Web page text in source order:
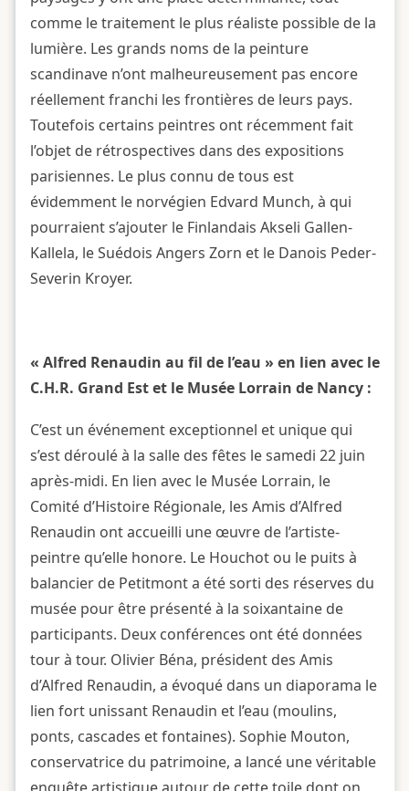
comme le traitement le plus réaliste possible de la
lumière. Les grands noms de la peinture
scandinave n’ont malheureusement pas encore
réellement franchi les frontières de leurs pays.
Toutefois certains peintres ont récemment fait
l’objet de rétrospectives dans des expositions
parisiennes. Le plus connu de tous est
évidemment le norvégien Edvard Munch, à qui
pourraient s’ajouter le Finlandais Akseli Gallen-
Kallela, le Suédois Angers Zorn et le Danois Peder-
Severin Kroyer.
« Alfred Renaudin au fil de l’eau » en lien avec le
C.H.R. Grand Est et le Musée Lorrain de Nancy :
C’est un événement exceptionnel et unique qui
s’est déroulé à la salle des fêtes le samedi 22 juin
après-midi. En lien avec le Musée Lorrain, le
Comité d’Histoire Régionale, les Amis d’Alfred
Renaudin ont accueilli une œuvre de l’artiste-
peintre qu’elle honore. Le Houchot ou le puits à
balancier de Petitmont a été sorti des réserves du
musée pour être présenté à la soixantaine de
participants. Deux conférences ont été données
tour à tour. Olivier Béna, président des Amis
d’Alfred Renaudin, a évoqué dans un diaporama le
lien fort unissant Renaudin et l’eau (moulins,
ponts, cascades et fontaines). Sophie Mouton,
conservatrice du patrimoine, a lancé une véritable